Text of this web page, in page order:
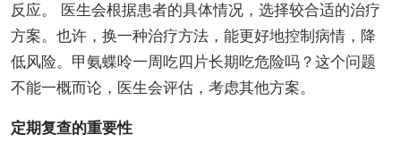
反应。 医生会根据患者的具体情况，选择较合适的治疗
方案。也许，换一种治疗方法，能更好地控制病情，降
低风险。甲氨蝶呤一周吃四片长期吃危险吗？这个问题
不能一概而论，医生会评估，考虑其他方案。
定期复查的重要性